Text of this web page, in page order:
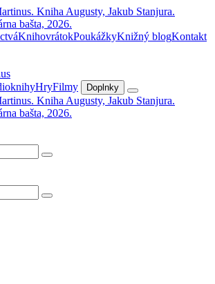
KnihovrátokPoukážkyKnižný blogKontakt
HryFilmy Doplnky